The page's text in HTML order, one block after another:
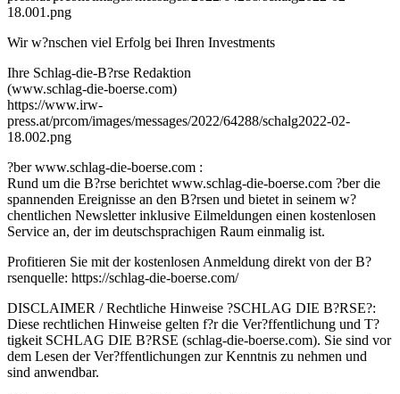
18.001.png
Wir w?nschen viel Erfolg bei Ihren Investments
Ihre Schlag-die-B?rse Redaktion
(www.schlag-die-boerse.com)
https://www.irw-
press.at/prcom/images/messages/2022/64288/schalg2022-02-
18.002.png
?ber www.schlag-die-boerse.com :
Rund um die B?rse berichtet www.schlag-die-boerse.com ?ber die
spannenden Ereignisse an den B?rsen und bietet in seinem w?
chentlichen Newsletter inklusive Eilmeldungen einen kostenlosen
Service an, der im deutschsprachigen Raum einmalig ist.
Profitieren Sie mit der kostenlosen Anmeldung direkt von der B?
rsenquelle: https://schlag-die-boerse.com/
DISCLAIMER / Rechtliche Hinweise ?SCHLAG DIE B?RSE?:
Diese rechtlichen Hinweise gelten f?r die Ver?ffentlichung und T?
tigkeit SCHLAG DIE B?RSE (schlag-die-boerse.com). Sie sind vor
dem Lesen der Ver?ffentlichungen zur Kenntnis zu nehmen und
sind anwendbar.